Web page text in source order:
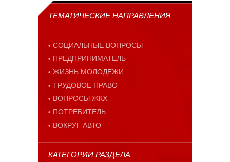
ТЕМАТИЧЕСКИЕ НАПРАВЛЕНИЯ
СОЦИАЛЬНЫЕ ВОПРОСЫ
ПРЕДПРИНИМАТЕЛЬ
ЖИЗНЬ МОЛОДЕЖИ
ТРУДОВОЕ ПРАВО
ВОПРОСЫ ЖКХ
ПОТРЕБИТЕЛЬ
ВОКРУГ АВТО
КАТЕГОРИИ РАЗДЕЛА